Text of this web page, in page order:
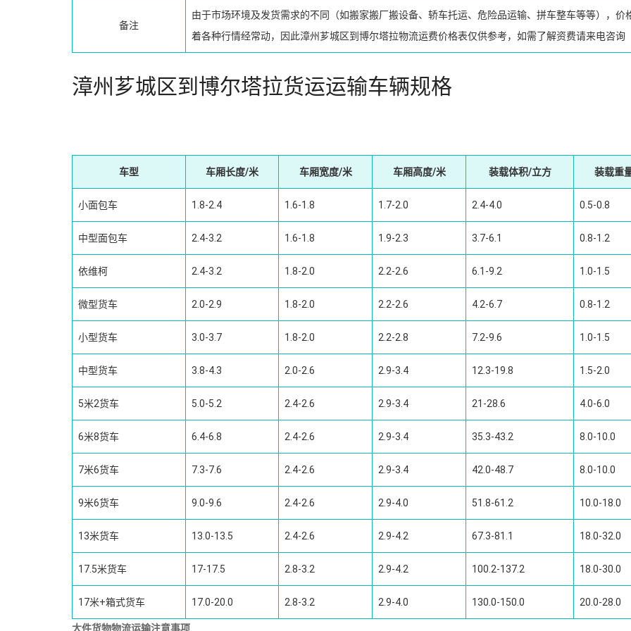
备注
由于市场环境及发货需求的不同（如搬家搬厂搬设备、轿车托运、危险品运输、拼车整车等等），价
着各种行情经常动，因此漳州芗城区到博尔塔拉物流运费价格表仅供参考，如需了解资费请来电咨询
漳州芗城区到博尔塔拉货运运输车辆规格
车型 车厢长度/米 车厢宽度/米 车厢高度/米 装载体积/立方 装载重
小面包车 1.8-2.4 1.6-1.8 1.7-2.0 2.4-4.0 0.5-0.8
中型面包车 2.4-3.2 1.6-1.8 1.9-2.3 3.7-6.1 0.8-1.2
依维柯 2.4-3.2 1.8-2.0 2.2-2.6 6.1-9.2 1.0-1.5
微型货车 2.0-2.9 1.8-2.0 2.2-2.6 4.2-6.7 0.8-1.2
小型货车 3.0-3.7 1.8-2.0 2.2-2.8 7.2-9.6 1.0-1.5
中型货车 3.8-4.3 2.0-2.6 2.9-3.4 12.3-19.8 1.5-2.0
5米2货车 5.0-5.2 2.4-2.6 2.9-3.4 21-28.6 4.0-6.0
6米8货车 6.4-6.8 2.4-2.6 2.9-3.4 35.3-43.2 8.0-10.0
7米6货车 7.3-7.6 2.4-2.6 2.9-3.4 42.0-48.7 8.0-10.0
9米6货车 9.0-9.6 2.4-2.6 2.9-4.0 51.8-61.2 10.0-18.0
13米货车 13.0-13.5 2.4-2.6 2.9-4.2 67.3-81.1 18.0-32.0
17.5米货车 17-17.5 2.8-3.2 2.9-4.2 100.2-137.2 18.0-30.0
17米+箱式货车 17.0-20.0 2.8-3.2 2.9-4.0 130.0-150.0 20.0-28.0
大件货物物流运输注意事项